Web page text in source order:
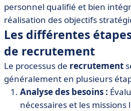
personnel qualifié et bien
réalisation des objectifs
Les différentes
de recrutement
Le processus de recrutement
généralement en plusieurs
Analyse des besoins :
nécessaires et les missions